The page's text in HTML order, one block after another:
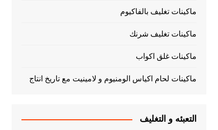
ماكينات تغليف بالفاكيوم
ماكينات تغليف شرنك
ماكينات غلق اكواب
ماكينات لحام اكياس الومنيوم و لامينيت مع تاريخ انتاج
التعبئه و التغليف